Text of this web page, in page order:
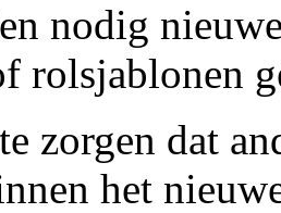
nodig
rolsjablonen
zorgen dat
het